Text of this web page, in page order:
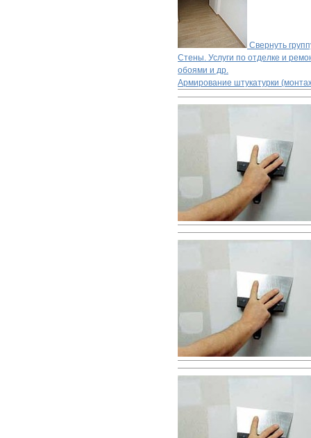
Свернуть
Стены. Услуги по отделке и
обоями и др.
Армирование штукатурки